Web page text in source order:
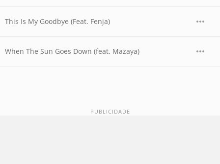
This Is My Goodbye (Feat. Fenja)
When The Sun Goes Down (feat. Mazaya)